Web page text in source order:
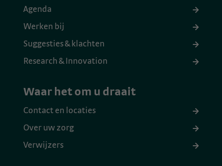
Agenda
Werken bij
Suggesties & klachten
Research & Innovation
Waar het om u draait
Contact en locaties
Over uw zorg
Verwijzers